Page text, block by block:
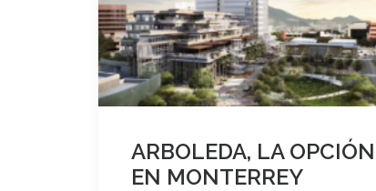
ARBOLEDA, LA OPCIÓN
EN MONTERREY